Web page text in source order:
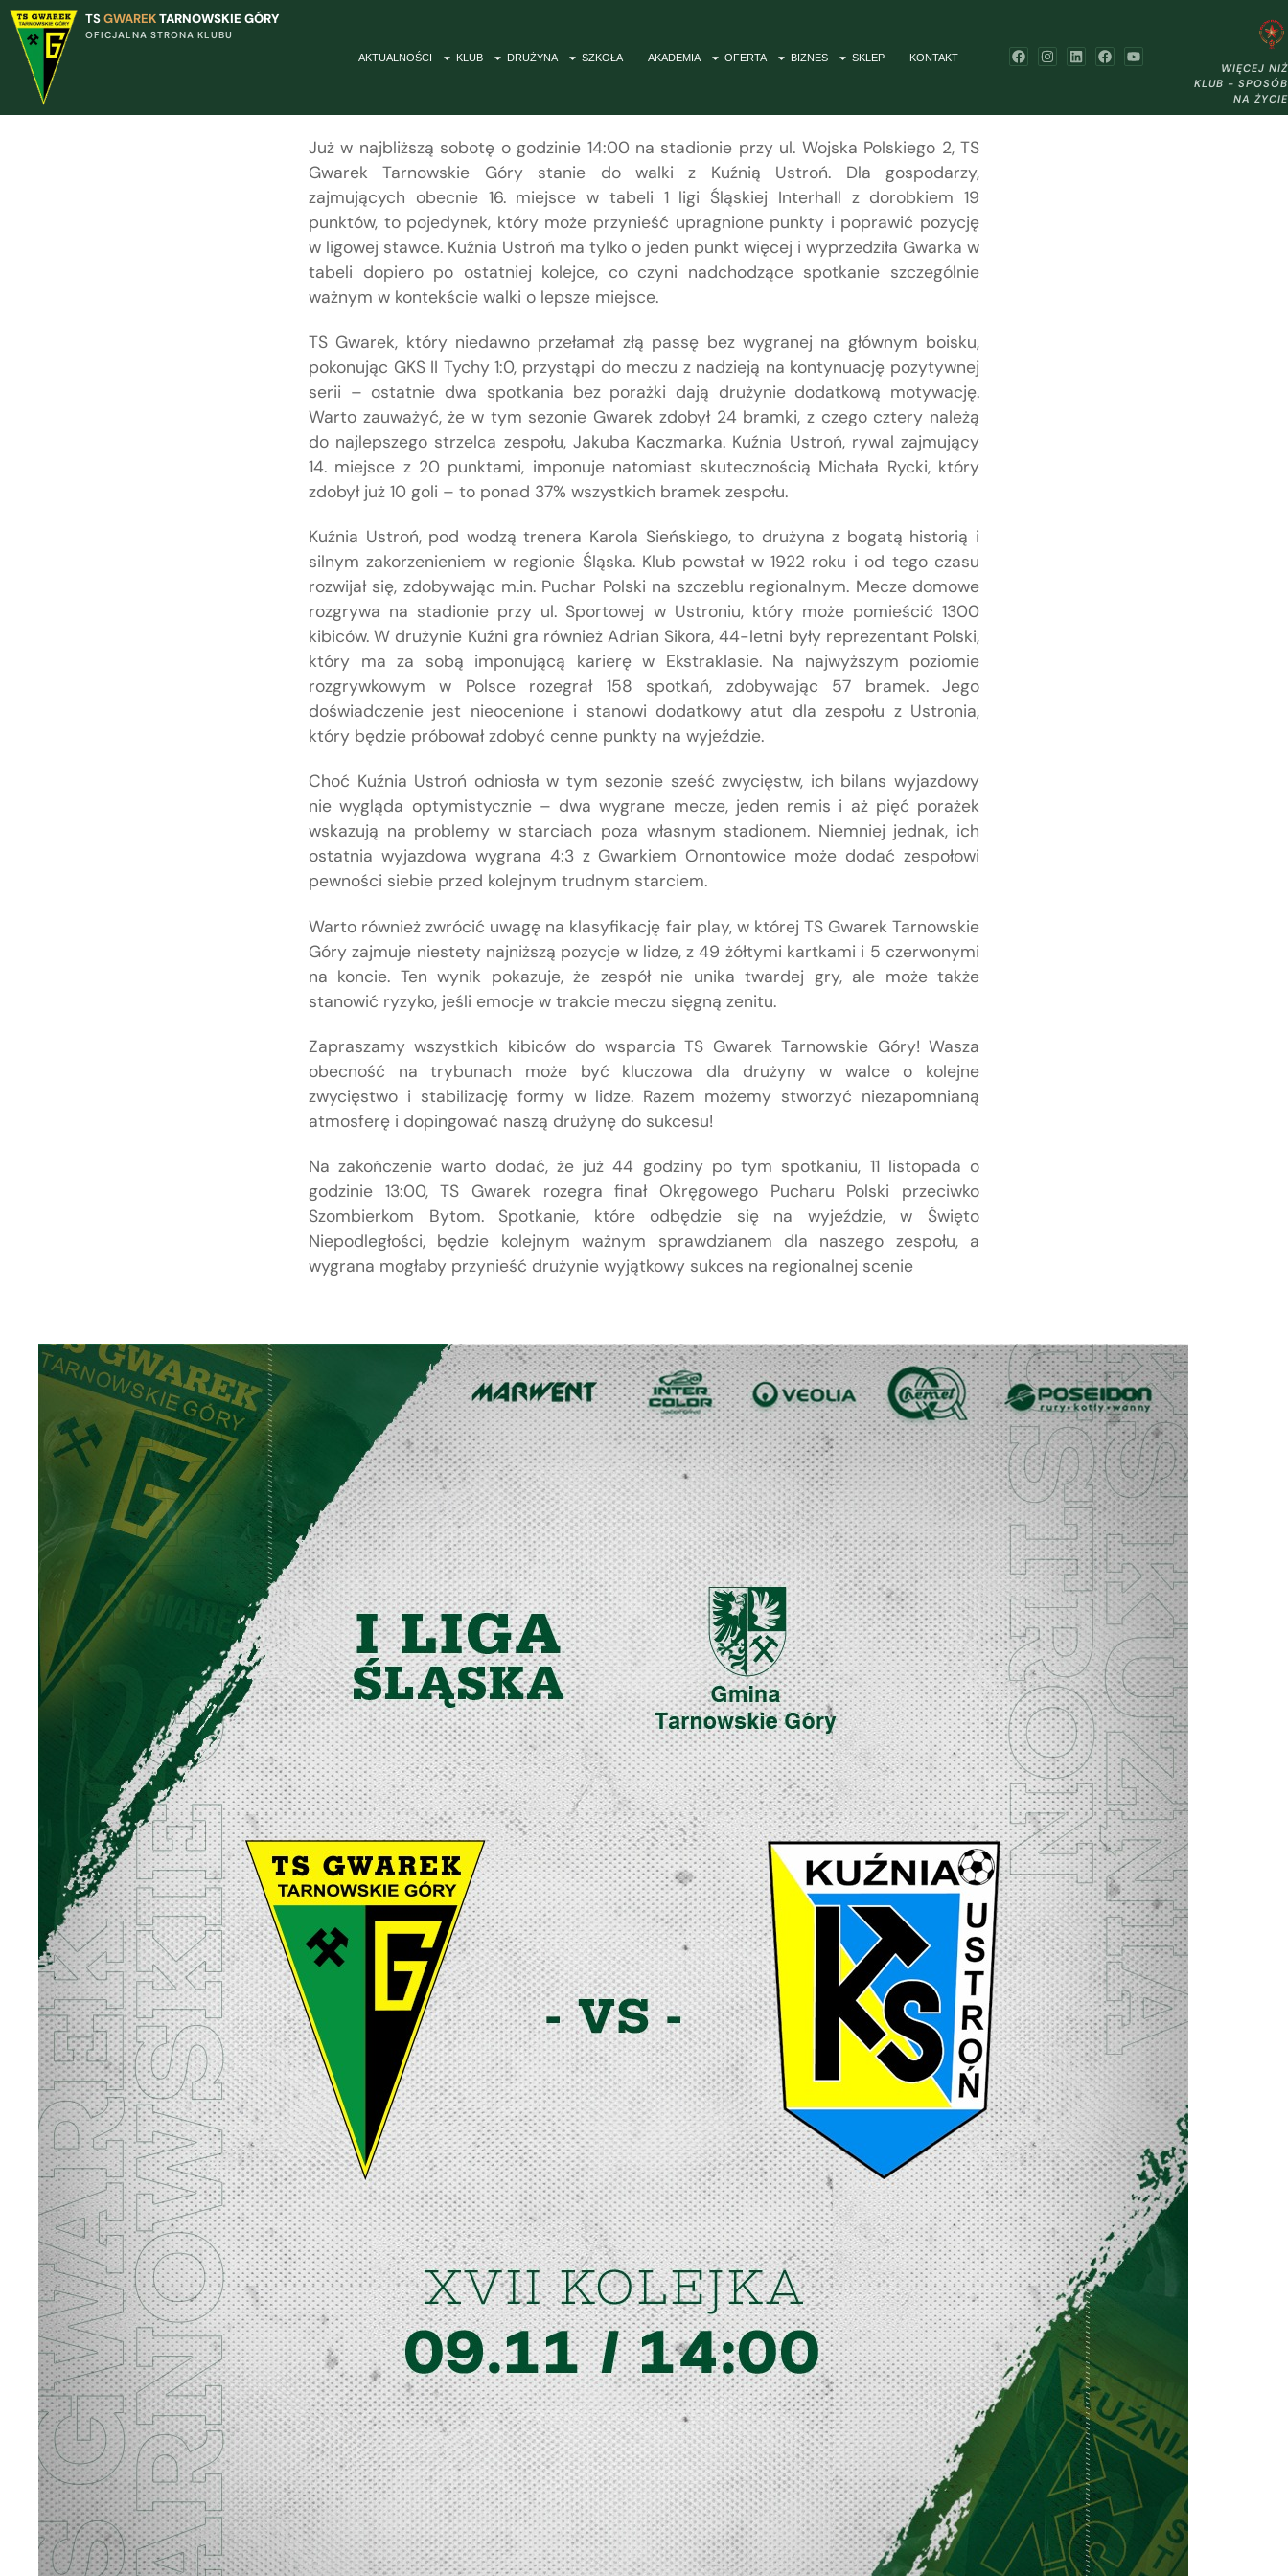
TSGWAREKTARNOWSKIE GÓRY
OFICJALNA STRONA KLUBU
AKTUALNOŚCI KLUB DRUŻYNA SZKOŁA AKADEMIA OFERTA BIZNES SKLEP KONTAKT
WIĘCEJ NIŻ
KLUB - SPOSÓB
NA ŻYCIE
Już w najbliższą sobotę o godzinie 14:00 na stadionie przy ul. Wojska Polskiego 2, TS
Gwarek Tarnowskie Góry stanie do walki z Kuźnią Ustroń. Dla gospodarzy,
zajmujących obecnie 16. miejsce w tabeli 1 ligi Śląskiej Interhall z dorobkiem 19
punktów, to pojedynek, który może przynieść upragnione punkty i poprawić pozycję
w ligowej stawce. Kuźnia Ustroń ma tylko o jeden punkt więcej i wyprzedziła Gwarka w
tabeli dopiero po ostatniej kolejce, co czyni nadchodzące spotkanie szczególnie
ważnym w kontekście walki o lepsze miejsce.
TS Gwarek, który niedawno przełamał złą passę bez wygranej na głównym boisku,
pokonując GKS II Tychy 1:0, przystąpi do meczu z nadzieją na kontynuację pozytywnej
serii – ostatnie dwa spotkania bez porażki dają drużynie dodatkową motywację.
Warto zauważyć, że w tym sezonie Gwarek zdobył 24 bramki, z czego cztery należą
do najlepszego strzelca zespołu, Jakuba Kaczmarka. Kuźnia Ustroń, rywal zajmujący
14. miejsce z 20 punktami, imponuje natomiast skutecznością Michała Rycki, który
zdobył już 10 goli – to ponad 37% wszystkich bramek zespołu.
Kuźnia Ustroń, pod wodzą trenera Karola Sieńskiego, to drużyna z bogatą historią i
silnym zakorzenieniem w regionie Śląska. Klub powstał w 1922 roku i od tego czasu
rozwijał się, zdobywając m.in. Puchar Polski na szczeblu regionalnym. Mecze domowe
rozgrywa na stadionie przy ul. Sportowej w Ustroniu, który może pomieścić 1300
kibiców. W drużynie Kuźni gra również Adrian Sikora, 44-letni były reprezentant Polski,
który ma za sobą imponującą karierę w Ekstraklasie. Na najwyższym poziomie
rozgrywkowym w Polsce rozegrał 158 spotkań, zdobywając 57 bramek. Jego
doświadczenie jest nieocenione i stanowi dodatkowy atut dla zespołu z Ustronia,
który będzie próbował zdobyć cenne punkty na wyjeździe.
Choć Kuźnia Ustroń odniosła w tym sezonie sześć zwycięstw, ich bilans wyjazdowy
nie wygląda optymistycznie – dwa wygrane mecze, jeden remis i aż pięć porażek
wskazują na problemy w starciach poza własnym stadionem. Niemniej jednak, ich
ostatnia wyjazdowa wygrana 4:3 z Gwarkiem Ornontowice może dodać zespołowi
pewności siebie przed kolejnym trudnym starciem.
Warto również zwrócić uwagę na klasyfikację fair play, w której TS Gwarek Tarnowskie
Góry zajmuje niestety najniższą pozycje w lidze, z 49 żółtymi kartkami i 5 czerwonymi
na koncie. Ten wynik pokazuje, że zespół nie unika twardej gry, ale może także
stanowić ryzyko, jeśli emocje w trakcie meczu sięgną zenitu.
Zapraszamy wszystkich kibiców do wsparcia TS Gwarek Tarnowskie Góry! Wasza
obecność na trybunach może być kluczowa dla drużyny w walce o kolejne
zwycięstwo i stabilizację formy w lidze. Razem możemy stworzyć niezapomnianą
atmosferę i dopingować naszą drużynę do sukcesu!
Na zakończenie warto dodać, że już 44 godziny po tym spotkaniu, 11 listopada o
godzinie 13:00, TS Gwarek rozegra finał Okręgowego Pucharu Polski przeciwko
Szombierkom Bytom. Spotkanie, które odbędzie się na wyjeździe, w Święto
Niepodległości, będzie kolejnym ważnym sprawdzianem dla naszego zespołu, a
wygrana mogłaby przynieść drużynie wyjątkowy sukces na regionalnej scenie